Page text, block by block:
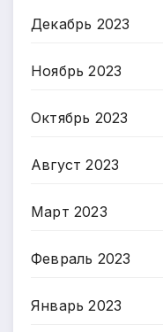
Декабрь 2023
Ноябрь 2023
Октябрь 2023
Август 2023
Март 2023
Февраль 2023
Январь 2023